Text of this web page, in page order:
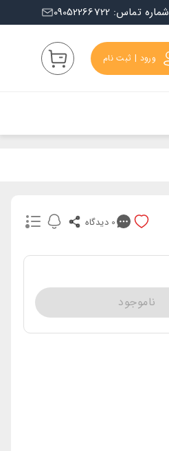
شماره تماس: 09052266722
ورود | ثبت نام
0 دیدگاه
ناموجود